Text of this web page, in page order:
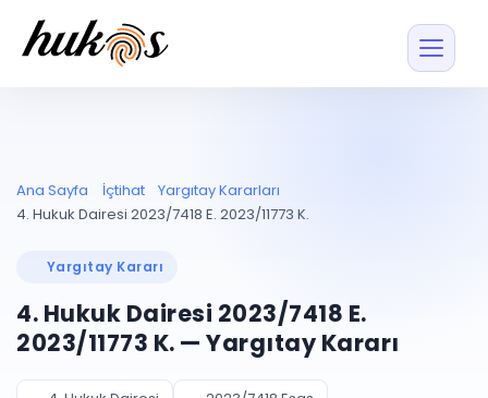
Entegrasyonu
UYAP ile otomatik
UYAP Evrak
Entegrasyonu
UETS Entegrasyonu
Tebligatları anında
Müvekkil ve taraf
Vekalet
Blog
Ücretsiz Başlayın Giriş Yap
Ana Sayfa İçtihat
Yargıtay Kararları
4. Hukuk Dairesi 2023/7418 E. 2023/11773 K.
Yargıtay Kararı
4. Hukuk Dairesi 2023/7418 E.
2023/11773 K. — Yargıtay Kararı